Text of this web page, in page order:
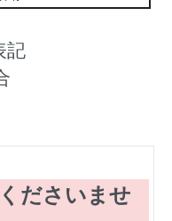
記
ださいませ